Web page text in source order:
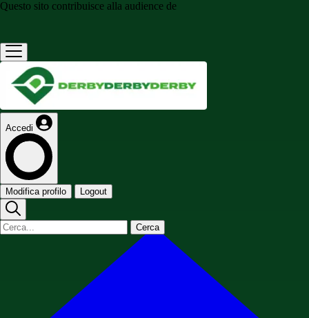
Questo sito contribuisce alla audience de
Accedi
Modifica profilo Logout
Cerca